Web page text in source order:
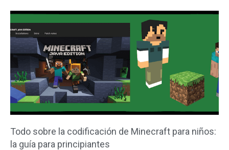
Todo sobre la codificación de Minecraft para niños:
la guía para principiantes